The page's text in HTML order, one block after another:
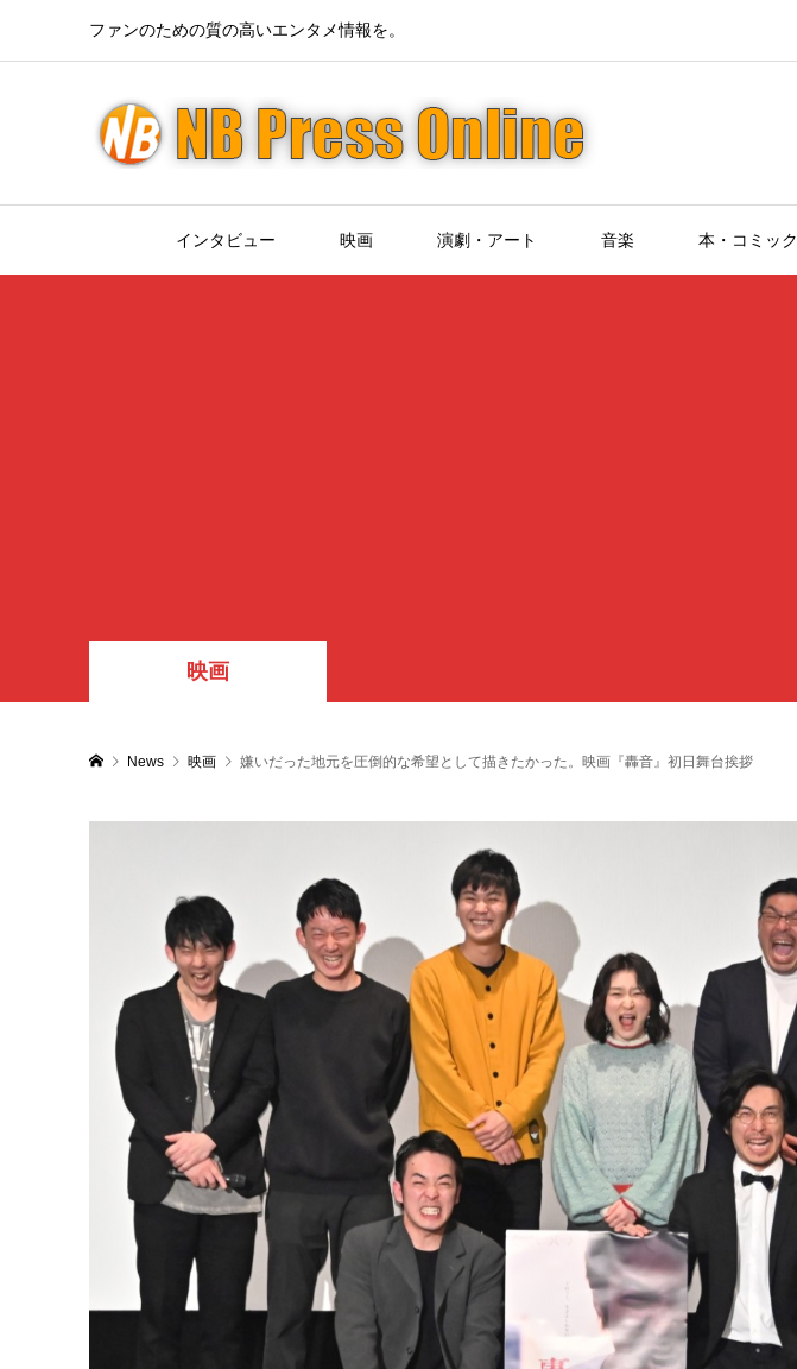
ファンのための質の高いエンタメ情報を。
インタビュー 映画 演劇・アート 音楽 本・コミック
映画
News 映画 嫌いだった地元を圧倒的な希望として描きたかった。映画『轟音』初日舞台挨拶